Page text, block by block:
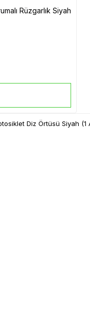
Rüzgarlık Siyah